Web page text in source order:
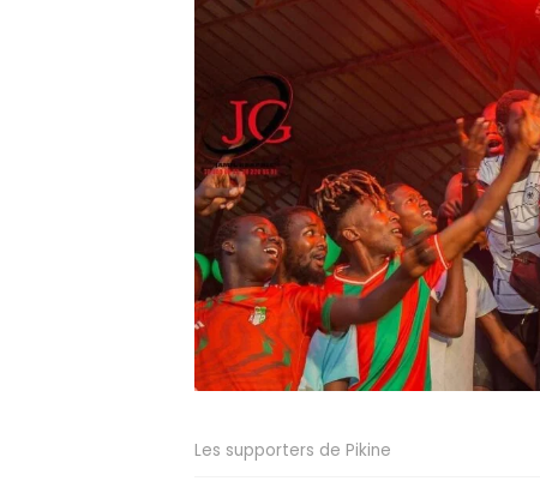
Les supporters de Pikine